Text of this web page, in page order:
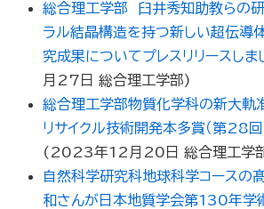
総合理工学部 臼井秀知助教らの
ラル結晶構造を持つ新しい超伝導
究成果についてプレスリリースしま
月27日 総合理工学部)
総合理工学部物質化学科の新大軌
リサイクル技術開発本多賞（第28回
( 2023年12月20日 総合理工学
自然科学研究科地球科学コースの
和さんが日本地質学会第130年学